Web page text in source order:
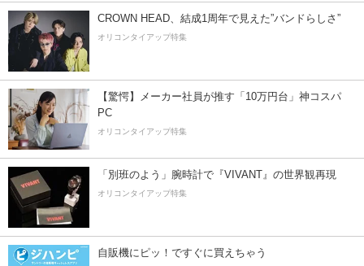
CROWN HEAD、結成1周年で見えた”バンドらしさ”
オリコンタイアップ特集
【驚愕】メーカー社員が推す「10万円台」神コスパ
PC
オリコンタイアップ特集
「別班のよう」腕時計で『VIVANT』の世界観再現
オリコンタイアップ特集
自販機にピッ！ですぐに買えちゃう